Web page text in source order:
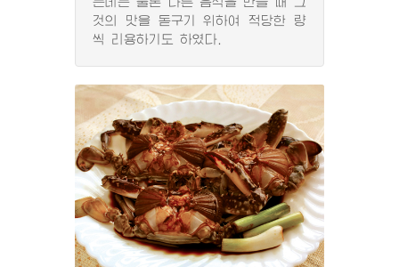
것의 맛을 돋구기 위하여 적당한 량
씩 리용하기도 하였다.